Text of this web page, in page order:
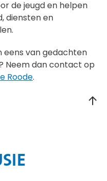
de jeugd en helpen
diensten en
eens van gedachten
Neem dan contact op
Roode.